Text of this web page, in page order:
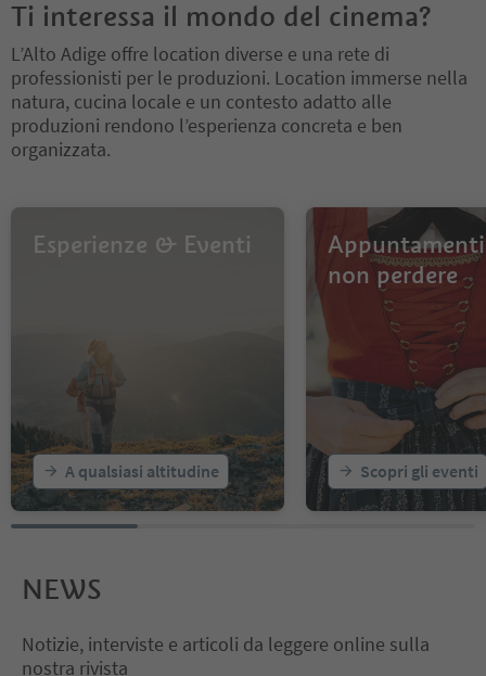
Ti interessa il mondo del cinema?
L’Alto Adige offre location diverse e una rete di
professionisti per le produzioni. Location immerse nella
natura, cucina locale e un contesto adatto alle
produzioni rendono l’esperienza concreta e ben
organizzata.
Esperienze & Eventi
A qualsiasi altitudine
non perdere
Scopri gli eventi
NEWS
Notizie, interviste e articoli da leggere online sulla
nostra rivista